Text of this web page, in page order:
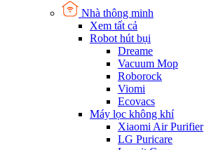
Nhà thông minh
Xem tất cả
Robot hút bụi
Dreame
Vacuum Mop
Roborock
Viomi
Ecovacs
Máy lọc không khí
Xiaomi Air Purifier
LG Puricare